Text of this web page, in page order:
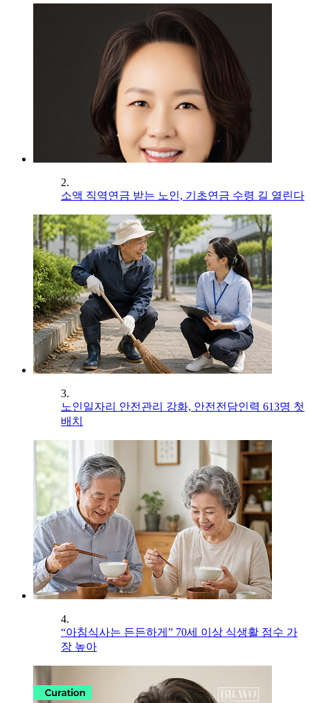
2.
소액 직역연금 받는 노인, 기초연금 수령 길 열린다
3.
노인일자리 안전관리 강화, 안전전담인력 613명 첫
배치
4.
“아침식사는 든든하게” 70세 이상 식생활 점수 가
장 높아